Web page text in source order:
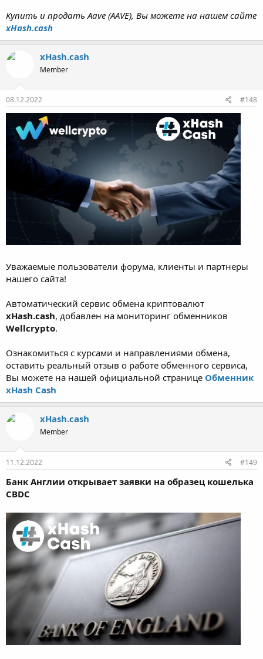
Купить и продать Aave (AAVE), Вы можете на нашем сайте
xHash.cash
xHash.cash
Member
08.12.2022 #148
Уважаемые пользователи форума, клиенты и партнеры
нашего сайта!
Автоматический сервис обмена криптовалют
xHash.cash, добавлен на мониторинг обменников
Wellcrypto.
Ознакомиться с курсами и направлениями обмена,
оставить реальный отзыв о работе обменного сервиса,
Вы можете на нашей официальной странице Обменник
xHash Cash
xHash.cash
Member
11.12.2022 #149
Банк Англии открывает заявки на образец кошелька
CBDC